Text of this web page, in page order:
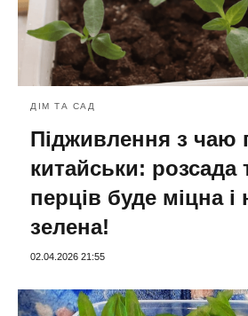
ДІМ ТА САД
Підживлення з чаю
китайськи: розсада
перців буде міцна і
зелена!
02.04.2026 21:55